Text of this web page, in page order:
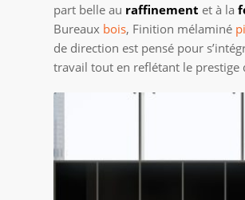
part belle au raffinement et à la
Bureaux bois, Finition mélaminé
de direction est pensé pour
travail tout en reflétant le prestige